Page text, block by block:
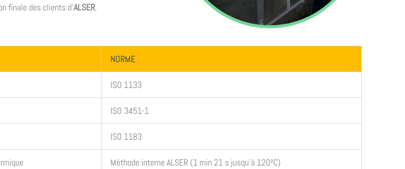
finale des clients d’ALSER.
NORME
ISO 1133
ISO 3451-1
ISO 1183
Méthode interne ALSER (1 min 21 s jusqu’à 120ºC)